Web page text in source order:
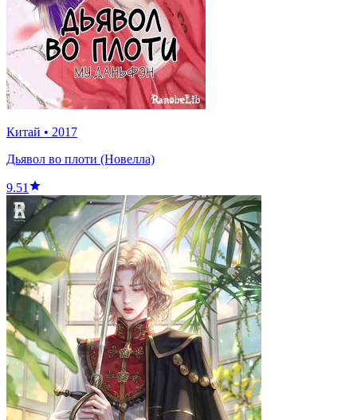
Китай • 2017
Дьявол во плоти (Новелла)
9.51